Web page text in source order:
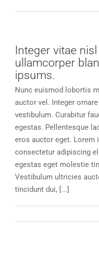
Integer vitae
ullamcorper
ipsums.
Nunc euismod lobortis
auctor vel. Integer
vestibulum. Curabitur
egestas. Pellentesque
eros auctor eget. Lorem
consectetur adipiscing
egestas eget molestie
Vestibulum ultricies
tincidunt dui, [...]